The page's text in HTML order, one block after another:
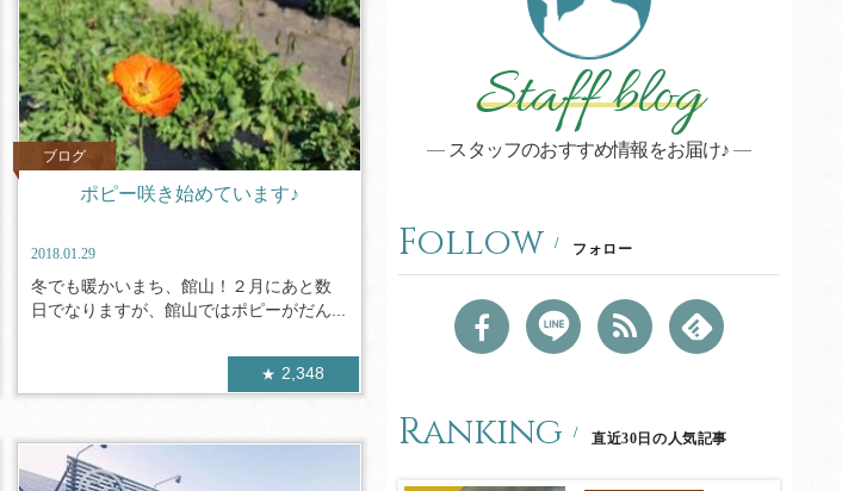
ブログ
ポピー咲き始めています♪
2018.01.29
冬でも暖かいまち、館山！２月にあと数
日でなりますが、館山ではポピーがだん...
2,348
Staff blog
スタッフのおすすめ情報をお届け♪
Follow フォロー
Ranking 直近30日の人気記事